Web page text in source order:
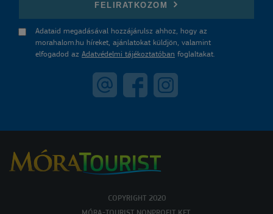
FELIRATKOZOM
Adataid megadásával hozzájárulsz ahhoz, hogy az
morahalom.hu híreket, ajánlatokat küldjön, valamint
elfogadod az Adatvédelmi tájékoztatóban foglaltakat.
COPYRIGHT 2020